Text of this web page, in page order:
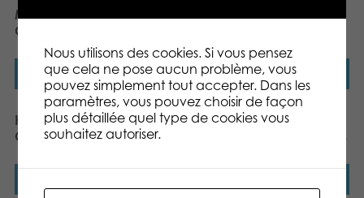
My First Game Heros
Cupcake Kingdom
Lire la suite
Heros Constructor
Lire la suite
Heros Play and Learn
Circuit de course
Heros Blocs en bois
Nous utilisons des cookies. Si vous pensez
que cela ne pose aucun problème, vous
pouvez simplement tout accepter. Dans les
paramètres, vous pouvez choisir de façon
plus détaillée quel type de cookies vous
souhaitez autoriser.